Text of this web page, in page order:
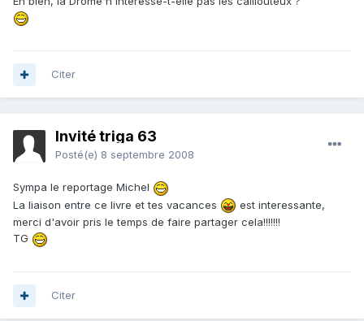
Citer
Invité triga 63
Posté(e) 8 septembre 2008
Sympa le reportage Michel
La liaison entre ce livre et tes vacances
est interessante,
merci d'avoir pris le temps de faire partager cela!!!!!!!
TG
Citer